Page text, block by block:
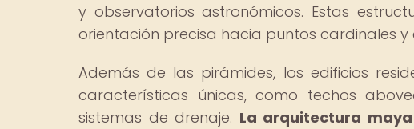
y observatorios astronómicos. Estas
orientación precisa hacia puntos cardinales
Además de las pirámides, los edificios
características únicas, como techos
sistemas de drenaje. La arquitectura